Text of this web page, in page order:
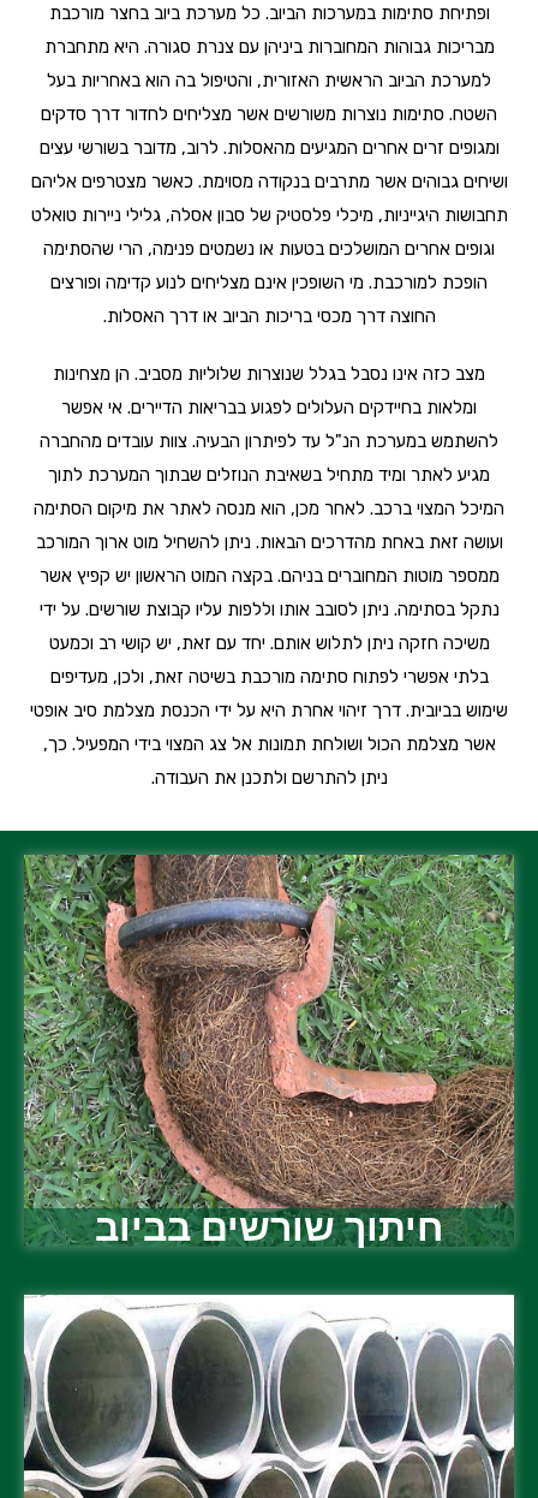
ופתיחת סתימות במערכות הביוב. כל מערכת ביוב בחצר מורכבת
מבריכות גבוהות המחוברות ביניהן עם צנרת סגורה. היא מתחברת
למערכת הביוב הראשית האזורית, והטיפול בה הוא באחריות בעל
השטח. סתימות נוצרות משורשים אשר מצליחים לחדור דרך סדקים
ומגופים זרים אחרים המגיעים מהאסלות. לרוב, מדובר בשורשי עצים
ושיחים גבוהים אשר מתרבים בנקודה מסוימת. כאשר מצטרפים אליהם
תחבושות היגייניות, מיכלי פלסטיק של סבון אסלה, גלילי ניירות טואלט
וגופים אחרים המושלכים בטעות או נשמטים פנימה, הרי שהסתימה
הופכת למורכבת. מי השופכין אינם מצליחים לנוע קדימה ופורצים
החוצה דרך מכסי בריכות הביוב או דרך האסלות.
מצב כזה אינו נסבל בגלל שנוצרות שלוליות מסביב. הן מצחינות
ומלאות בחיידקים העלולים לפגוע בבריאות הדיירים. אי אפשר
להשתמש במערכת הנ"ל עד לפיתרון הבעיה. צוות עובדים מהחברה
מגיע לאתר ומיד מתחיל בשאיבת הנוזלים שבתוך המערכת לתוך
המיכל המצוי ברכב. לאחר מכן, הוא מנסה לאתר את מיקום הסתימה
ועושה זאת באחת מהדרכים הבאות. ניתן להשחיל מוט ארוך המורכב
ממספר מוטות המחוברים בניהם. בקצה המוט הראשון יש קפיץ אשר
נתקל בסתימה. ניתן לסובב אותו וללפות עליו קבוצת שורשים. על ידי
משיכה חזקה ניתן לתלוש אותם. יחד עם זאת, יש קושי רב וכמעט
בלתי אפשרי לפתוח סתימה מורכבת בשיטה זאת, ולכן, מעדיפים
שימוש בביובית. דרך זיהוי אחרת היא על ידי הכנסת מצלמת סיב אופטי
אשר מצלמת הכול ושולחת תמונות אל צג המצוי בידי המפעיל. כך,
ניתן להתרשם ולתכנן את העבודה.
חיתוך שורשים בביוב